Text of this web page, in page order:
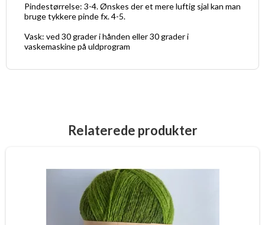
Pindestørrelse: 3-4. Ønskes der et mere luftig sjal kan man
bruge tykkere pinde fx. 4-5.
Vask: ved 30 grader i hånden eller 30 grader i
vaskemaskine på uldprogram
Relaterede produkter